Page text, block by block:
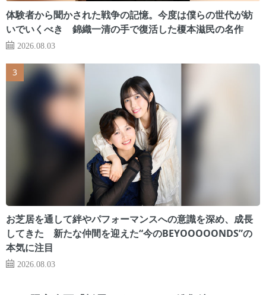
体験者から聞かされた戦争の記憶。今度は僕らの世代が紡
いでいくべき 錦織一清の手で復活した榎本滋民の名作
2026.08.03
お芝居を通して絆やパフォーマンスへの意識を深め、成長
してきた 新たな仲間を迎えた“今のBEYOOOOONDS”の
本気に注目
2026.08.03